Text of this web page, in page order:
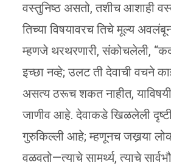
वस्तुनिष्ठ असतो, तशीच आशाही
तिच्या विषयावरच तिचे मूल्य
म्हणजे थरथरणारी, संकोचलेली,
इच्छा नव्हे; उलट ती देवाची वचने
असत्य ठरूच शकत नाहीत,
जाणीव आहे. देवाकडे खिळलेली
गुरुकिल्ली आहे; म्हणूनच जखर्‍या
वळवतो—त्याचे सामर्थ्य, त्याचे